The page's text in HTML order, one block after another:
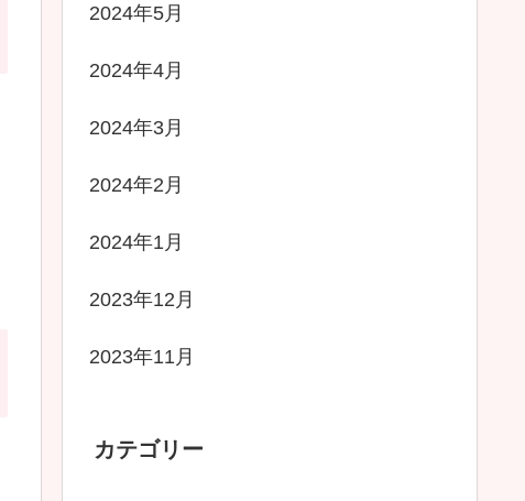
2024年5月
2024年4月
2024年3月
2024年2月
2024年1月
2023年12月
2023年11月
カテゴリー